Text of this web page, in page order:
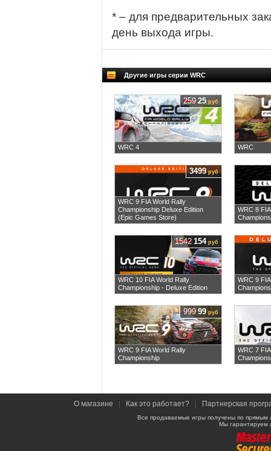
* – для предварительных
день выхода игры.
Другие игры серии WRC
WRC 4
259 25 руб
WRC
WRC 9 FIA World Rally
Championship Deluxe Edition
(Epic Games Store)
3499руб
WRC 8
WRC 10 FIA World Rally
Championship - Deluxe Edition
1542 154руб
WRC 9
WRC 9 FIA World Rally
Championship
999 99 руб
WRC 7
О магазине Как это работает? Партнерская
Все продаваемые игры получены по
Мы гарантируем